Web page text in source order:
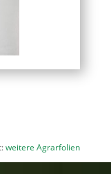
weitere Agrarfolien